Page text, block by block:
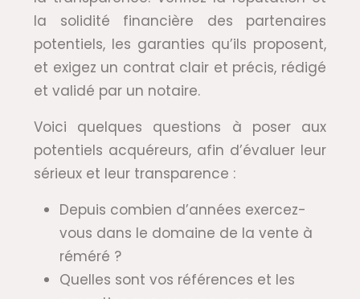
la solidité financière des partenaires
potentiels, les garanties qu’ils proposent,
et exigez un contrat clair et précis, rédigé
et validé par un notaire.
Voici quelques questions à poser aux
potentiels acquéreurs, afin d’évaluer leur
sérieux et leur transparence :
Depuis combien d’années exercez-
vous dans le domaine de la vente à
réméré ?
Quelles sont vos références et les